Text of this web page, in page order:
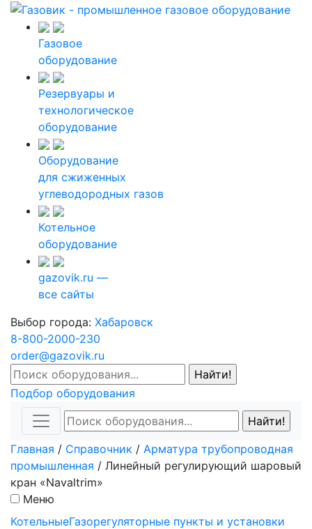
Газовое
оборудование
Резервуары и
технологическое
оборудование
Оборудование
для сжиженных
углеводородных газов
Котельное
оборудование
gazovik.ru —
все сайты
Выбор города: Хабаровск
8-800-2000-230
order@gazovik.ru
Подбор оборудования
Главная / Справочник / Арматура трубопроводная
промышленная / Линейный регулирующий шаровый
кран «Navaltrim»
Меню
КотельныеГазорегуляторные пункты и установки